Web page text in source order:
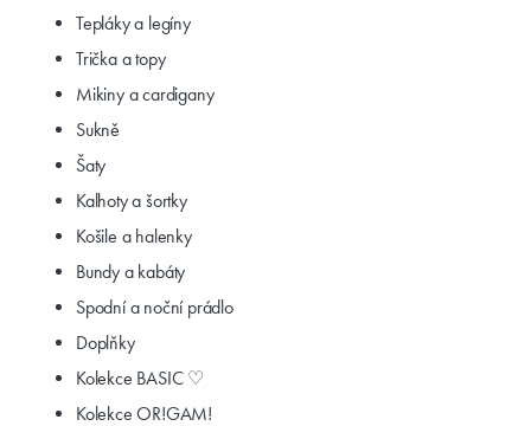
Tepláky a legíny
Trička a topy
Mikiny a cardigany
Sukně
Šaty
Kalhoty a šortky
Košile a halenky
Bundy a kabáty
Spodní a noční prádlo
Doplňky
Kolekce BASIC ♡
Kolekce OR!GAM!